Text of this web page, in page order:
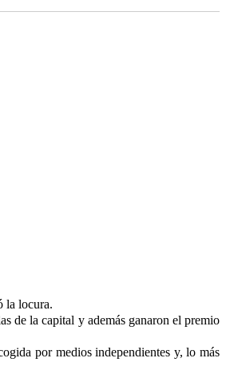
la locura.
de la capital y además ganaron el premio
por medios independientes y, lo más